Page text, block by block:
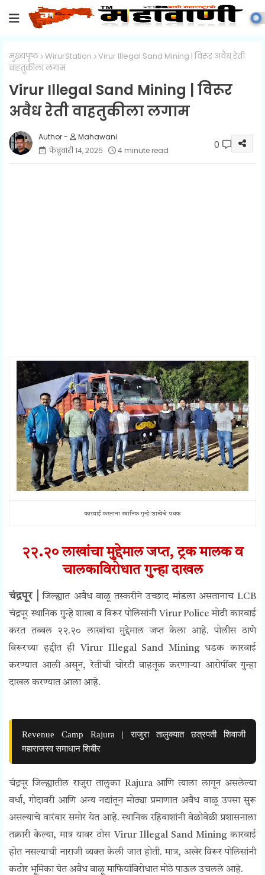
मुख्यपृष्ठ WirurStation
Virur Illegal Sand Mining | विरूर अवैध रेती
वाहतुकीला लगाम
Virur Illegal Sand Mining | विरूर
अवैध रेती वाहतुकीला लगाम
Mahawani
फेब्रुवारी १४, २०२५
4 minute read 0
कारवाई करताना स्थानिक गुन्हे शाखेचे पथक
२२.२० लाखांचा मुद्देमाल जप्त,ट्रक मालक व
चालकाविरोधात गुन्हा दाखल
चंद्रपूर |
जिल्ह्यात अवैध वाळू तस्करीने उच्छाद मांडला असतानाच LCB
चंद्रपूर स्थानिक गुन्हे शाखा व विरूर पोलिसांनी Virur Policeमोठी कारवाई
करत तब्बल २२.२० लाखांचा मुद्देमाल जप्त केला आहे. पोलीस ठाणे
विरूरच्या हद्दीत ही Virur Illegal Sand Mining धडक कारवाई
करण्यात आली असून, रेतीची चोरटी वाहतूक करणाऱ्या आरोपींवर गुन्हा
दाखल करण्यात आला आहे.
Revenue Camp Rajura | राजुरा तालुक्यात छत्रपती शिवाजी
महाराजस्व समाधान शिबीर
चंद्रपूर जिल्ह्यातील राजुरा तालुका Rajura आणि त्याला लागून असलेल्या
वर्धा, गोदावरी आणि अन्य नद्यांतून मोठ्या प्रमाणात अवैध वाळू उपसा सुरू
असल्याचे वारंवार समोर येत आहे. स्थानिक रहिवाशांनी वेळोवेळी प्रशासनाला
तक्रारी केल्या, मात्र यावर ठोस Virur Illegal Sand Mining कारवाई
होत नसल्याची नाराजी व्यक्त केली जात होती. मात्र, अखेर विरूर पोलिसांनी
कठोर भूमिका घेत अवैध वाळू माफियांविरोधात मोठे पाऊल उचलले आहे.